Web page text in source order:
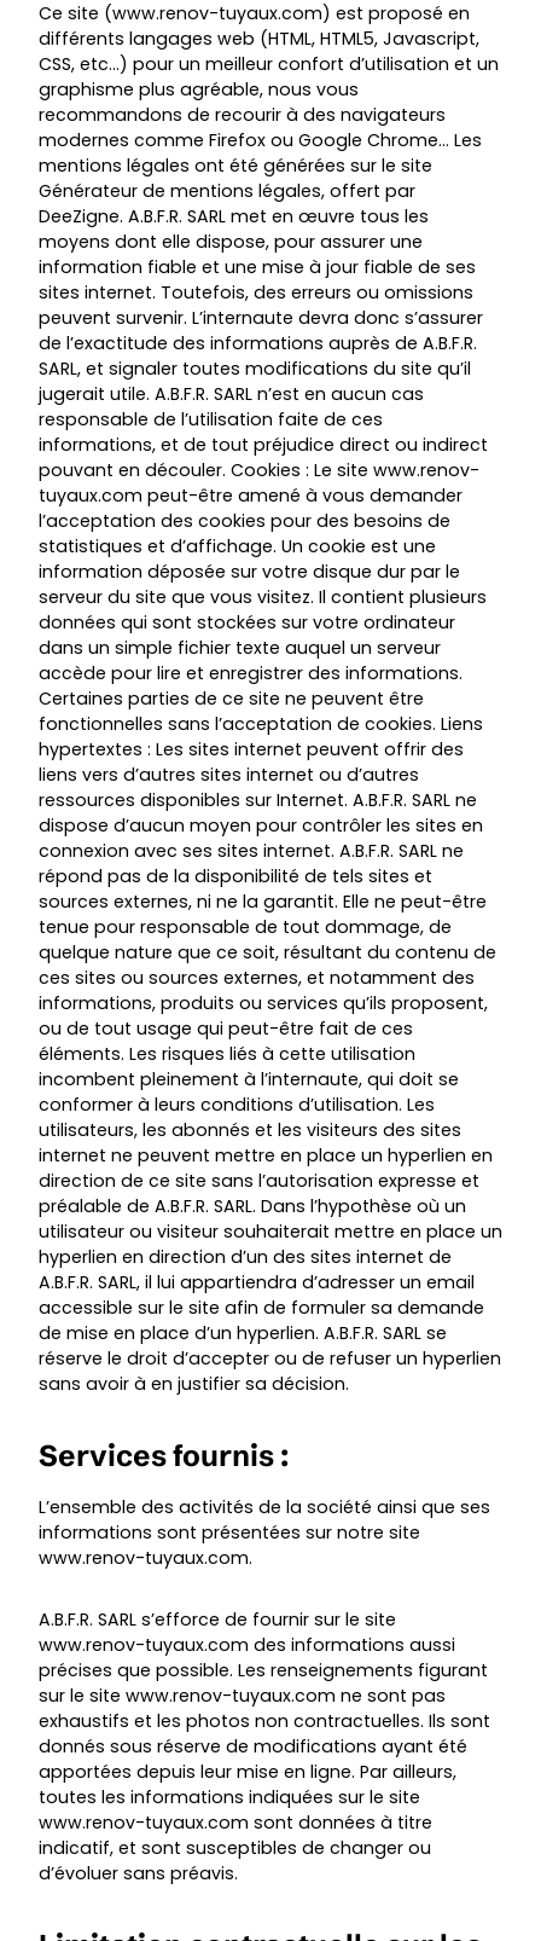
Ce site (www.renov-tuyaux.com) est proposé en
différents langages web (HTML, HTML5, Javascript,
CSS, etc…) pour un meilleur confort d’utilisation et un
graphisme plus agréable, nous vous
recommandons de recourir à des navigateurs
modernes comme Firefox ou Google Chrome… Les
mentions légales ont été générées sur le site
Générateur de mentions légales, offert par
DeeZigne. A.B.F.R. SARL met en œuvre tous les
moyens dont elle dispose, pour assurer une
information fiable et une mise à jour fiable de ses
sites internet. Toutefois, des erreurs ou omissions
peuvent survenir. L’internaute devra donc s’assurer
de l’exactitude des informations auprès de A.B.F.R.
SARL, et signaler toutes modifications du site qu’il
jugerait utile. A.B.F.R. SARL n’est en aucun cas
responsable de l’utilisation faite de ces
informations, et de tout préjudice direct ou indirect
pouvant en découler. Cookies : Le site www.renov-
tuyaux.com peut-être amené à vous demander
l’acceptation des cookies pour des besoins de
statistiques et d’affichage. Un cookie est une
information déposée sur votre disque dur par le
serveur du site que vous visitez. Il contient plusieurs
données qui sont stockées sur votre ordinateur
dans un simple fichier texte auquel un serveur
accède pour lire et enregistrer des informations.
Certaines parties de ce site ne peuvent être
fonctionnelles sans l’acceptation de cookies. Liens
hypertextes : Les sites internet peuvent offrir des
liens vers d’autres sites internet ou d’autres
ressources disponibles sur Internet. A.B.F.R. SARL ne
dispose d’aucun moyen pour contrôler les sites en
connexion avec ses sites internet. A.B.F.R. SARL ne
répond pas de la disponibilité de tels sites et
sources externes, ni ne la garantit. Elle ne peut-être
tenue pour responsable de tout dommage, de
quelque nature que ce soit, résultant du contenu de
ces sites ou sources externes, et notamment des
informations, produits ou services qu’ils proposent,
ou de tout usage qui peut-être fait de ces
éléments. Les risques liés à cette utilisation
incombent pleinement à l’internaute, qui doit se
conformer à leurs conditions d’utilisation. Les
utilisateurs, les abonnés et les visiteurs des sites
internet ne peuvent mettre en place un hyperlien en
direction de ce site sans l’autorisation expresse et
préalable de A.B.F.R. SARL. Dans l’hypothèse où un
utilisateur ou visiteur souhaiterait mettre en place un
hyperlien en direction d’un des sites internet de
A.B.F.R. SARL, il lui appartiendra d’adresser un email
accessible sur le site afin de formuler sa demande
de mise en place d’un hyperlien. A.B.F.R. SARL se
réserve le droit d’accepter ou de refuser un hyperlien
sans avoir à en justifier sa décision.
Services fournis :
L’ensemble des activités de la société ainsi que ses
informations sont présentées sur notre site
www.renov-tuyaux.com.
A.B.F.R. SARL s’efforce de fournir sur le site
www.renov-tuyaux.com des informations aussi
précises que possible. Les renseignements figurant
sur le site www.renov-tuyaux.com ne sont pas
exhaustifs et les photos non contractuelles. Ils sont
donnés sous réserve de modifications ayant été
apportées depuis leur mise en ligne. Par ailleurs,
toutes les informations indiquées sur le site
www.renov-tuyaux.com sont données à titre
indicatif, et sont susceptibles de changer ou
d’évoluer sans préavis.